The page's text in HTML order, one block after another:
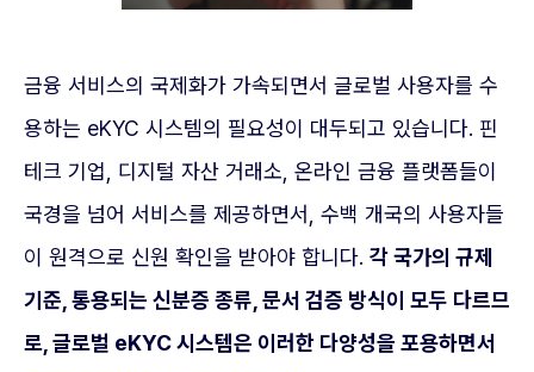
금융 서비스의 국제화가 가속되면서 글로벌 사용자를 수
용하는 eKYC 시스템의 필요성이 대두되고 있습니다. 핀
테크 기업, 디지털 자산 거래소, 온라인 금융 플랫폼들이
국경을 넘어 서비스를 제공하면서, 수백 개국의 사용자들
이 원격으로 신원 확인을 받아야 합니다. 각 국가의 규제
기준, 통용되는 신분증 종류, 문서 검증 방식이 모두 다르므
로, 글로벌 eKYC 시스템은 이러한 다양성을 포용하면서